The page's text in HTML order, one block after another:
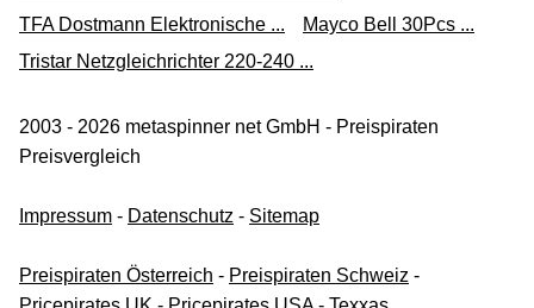
TFA Dostmann Elektronische ...
Mayco Bell 30Pcs ...
Tristar Netzgleichrichter 220-240 ...
2003 - 2026 metaspinner net GmbH - Preispiraten
Preisvergleich
Impressum - Datenschutz - Sitemap
Preispiraten Österreich - Preispiraten Schweiz -